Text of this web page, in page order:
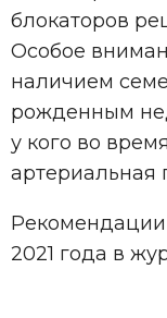
блокаторов
Особое
наличием
рожденным
у кого во
артериальная
2021 года в